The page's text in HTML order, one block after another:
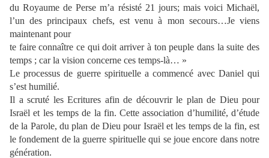
du Royaume de Perse m’a résisté 21 jours; mais voici Michaël,
l’un des principaux chefs, est venu à mon secours…Je viens
maintenant pour
te faire connaître ce qui doit arriver à ton peuple dans la suite des
temps ; car la vision concerne ces temps-là… »
Le processus de guerre spirituelle a commencé avec Daniel qui
s’est humilié.
Il a scruté les Ecritures afin de découvrir le plan de Dieu pour
Israël et les temps de la fin. Cette association d’humilité, d’étude
de la Parole, du plan de Dieu pour Israël et les temps de la fin, est
le fondement de la guerre spirituelle qui se joue encore dans notre
génération.